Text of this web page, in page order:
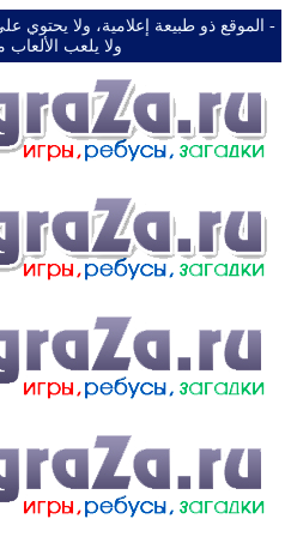
-️ الموقع ذو طبيعة إعلامية، ولا يحتوي
ولا يلعب الألعاب